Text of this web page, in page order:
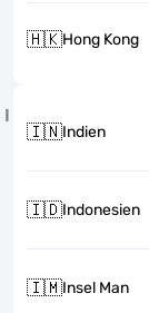
🇭🇰Hong Kong
I
🇮🇳Indien
🇮🇩Indonesien
🇮🇲Insel Man